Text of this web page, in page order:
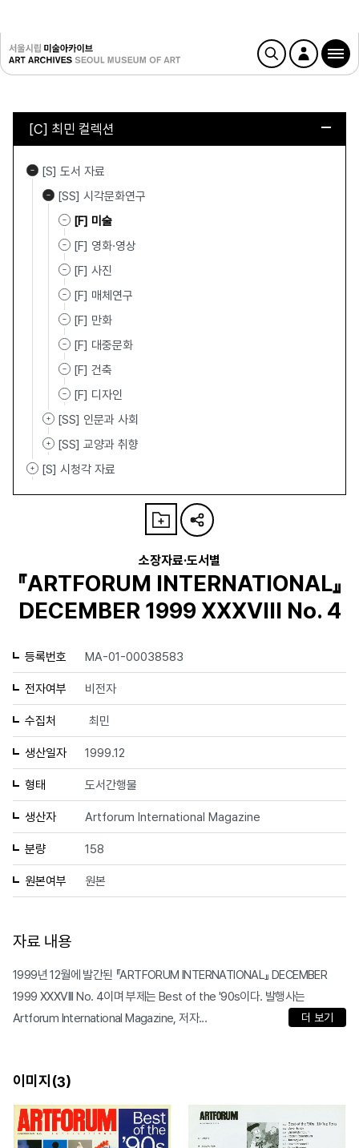
[C] 최민 컬렉션
[S] 도서 자료
[SS] 시각문화연구
[F] 미술
[F] 영화·영상
[F] 사진
[F] 매체연구
[F] 만화
[F] 대중문화
[F] 건축
[F] 디자인
[SS] 인문과 사회
[SS] 교양과 취향
[S] 시청각 자료
소장자료·도서별
『ARTFORUM INTERNATIONAL』
DECEMBER 1999 XXXVIII No. 4
등록번호 MA-01-00038583
전자여부 비전자
수집처 최민
생산일자 1999.12
형태 도서간행물
생산자 Artforum International Magazine
분량 158
원본여부 원본
자료 내용
1999년 12월에 발간된 『ARTFORUM INTERNATIONAL』 DECEMBER
1999 XXXVIII No. 4이며 부제는 Best of the '90s이다. 발행사는
Artforum International Magazine, 저자...
더 보기
이미지(3)